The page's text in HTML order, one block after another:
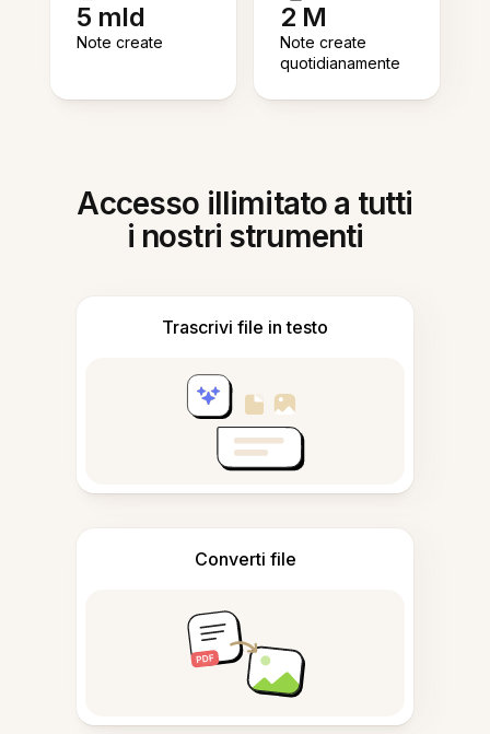
5 mld
Note create
2 M
Note create
quotidianamente
Accesso illimitato a tutti
i nostri strumenti
Trascrivi file in testo
Converti file